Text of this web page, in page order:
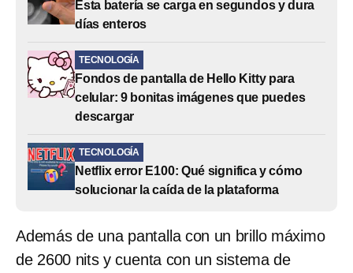
Esta batería se carga en segundos y dura
días enteros
TECNOLOGÍA
Fondos de pantalla de Hello Kitty para
celular: 9 bonitas imágenes que puedes
descargar
TECNOLOGÍA
Netflix error E100: Qué significa y cómo
solucionar la caída de la plataforma
Además de una pantalla con un brillo máximo
de 2600 nits y cuenta con un sistema de